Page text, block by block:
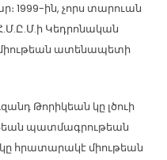
1999-ին, չորս տարուան
Կեդրոնական
ատենապետի
Թորիկեան կը լծուի
պատմագրութեան
հրատարակէ միութեան